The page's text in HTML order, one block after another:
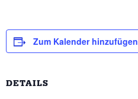
Zum Kalender hinzufügen
DETAILS